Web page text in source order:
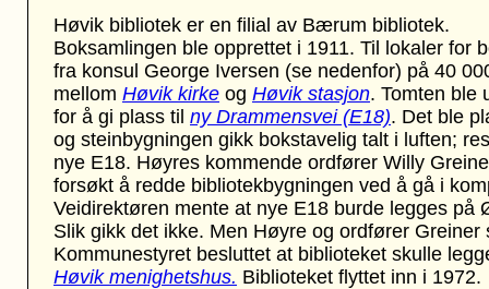
Høvik bibliotek er en filial av Bærum bibliotek.
Boksamlingen ble opprettet i 1911. Til lokaler for
fra konsul George Iversen (se nedenfor) på 40
mellom Høvik kirke og Høvik stasjon. Tomten ble
for å gi plass til ny Drammensvei (E18). Det ble
og steinbygningen gikk bokstavelig talt i luften;
nye E18. Høyres kommende ordfører Willy
forsøkt å redde bibliotekbygningen ved å gå i
Veidirektøren mente at nye E18 burde legges
Slik gikk det ikke. Men Høyre og ordfører
Kommunestyret besluttet at biblioteket skulle
Høvik menighetshus. Biblioteket flyttet inn i 1972.